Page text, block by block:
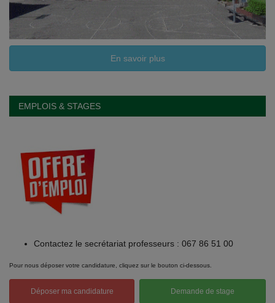
En savoir plus
EMPLOIS & STAGES
Contactez le secrétariat professeurs : 067 86 51 00
Pour nous déposer votre candidature, cliquez sur le bouton ci-dessous.
Déposer ma candidature Demande de stage